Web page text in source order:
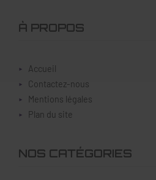
À PROPOS
Accueil
Contactez-nous
Mentions légales
Plan du site
NOS CATÉGORIES